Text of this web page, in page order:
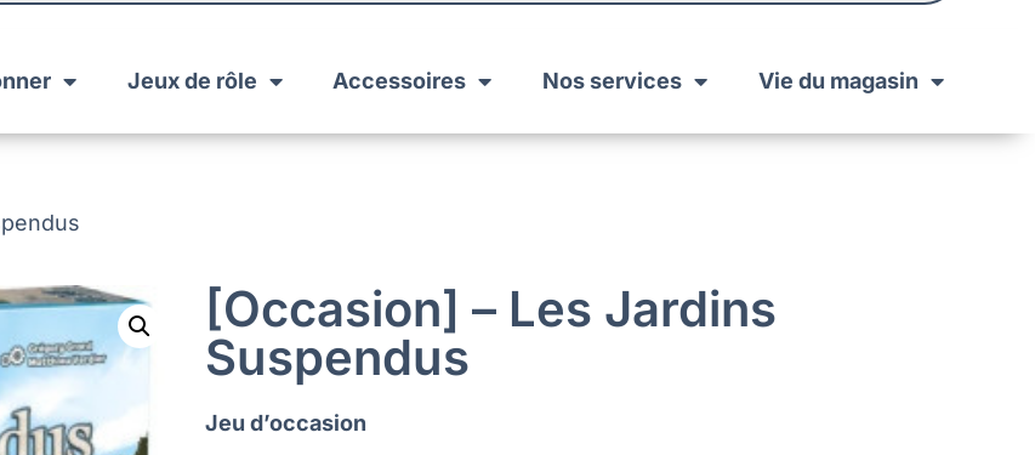
Jeux de rôle Accessoires Nos services Vie du magasin
[Occasion] – Les Jardins
Suspendus
Jeu d’occasion